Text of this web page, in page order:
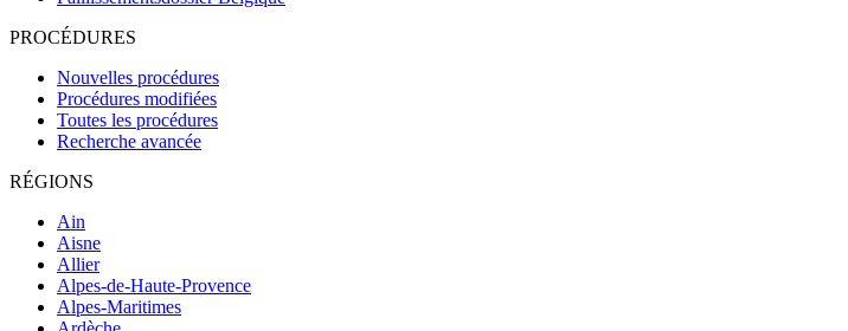
PROCÉDURES
Nouvelles procédures
Procédures modifiées
Toutes les procédures
Recherche avancée
RÉGIONS
Ain
Aisne
Allier
Alpes-de-Haute-Provence
Alpes-Maritimes